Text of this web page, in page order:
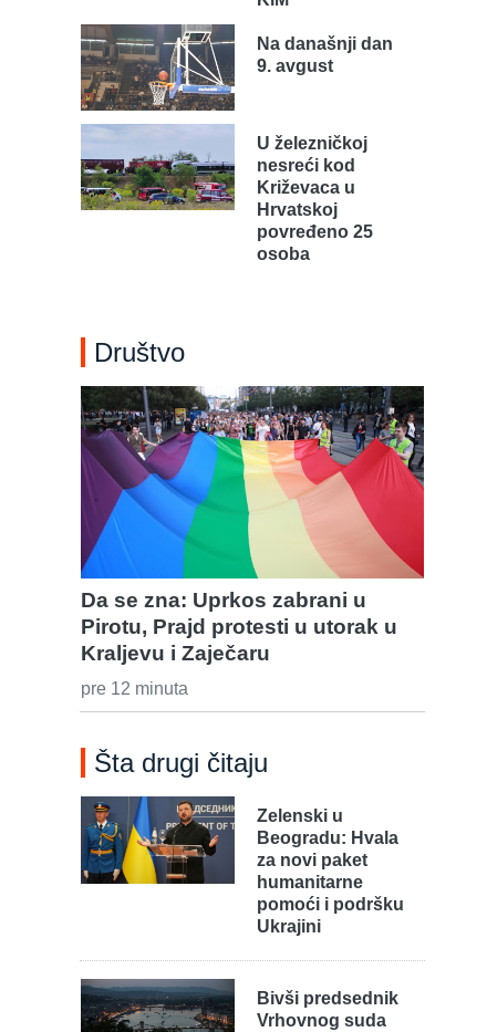
Na današnji dan
9. avgust
U železničkoj
nesreći kod
Križevaca u
Hrvatskoj
povređeno 25
osoba
Društvo
Da se zna: Uprkos zabrani u
Pirotu, Prajd protesti u utorak u
Kraljevu i Zaječaru
pre 12 minuta
Šta drugi čitaju
Zelenski u
Beogradu: Hvala
za novi paket
humanitarne
pomoći i podršku
Ukrajini
Bivši predsednik
Vrhovnog suda